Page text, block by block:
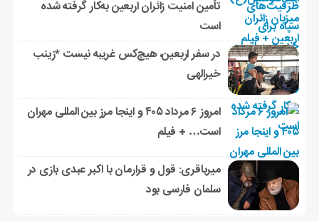
تأمین امنیت زائران اربعین به‌کار گرفته شده
است
در سفر اربعین، هیچ‌کس غریبه نیست *زینب
خیرالهی
امروز ۶ مرداد ۴۰۵ و اینجا مرز بین المللی مهران
است… + فیلم
میرباقری: قول و قرارمان با اکبر عبدی بازی در
سلمان فارسی بود